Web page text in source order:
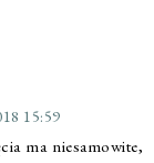
15:59
ma niesamowite,